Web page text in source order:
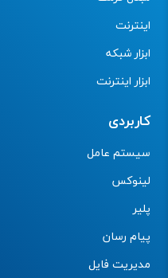
اینترنت
ابزار شبکه
ابزار اینترنت
کاربردی
سیستم عامل
لینوکس
پلیر
پیام رسان
مدیریت فایل